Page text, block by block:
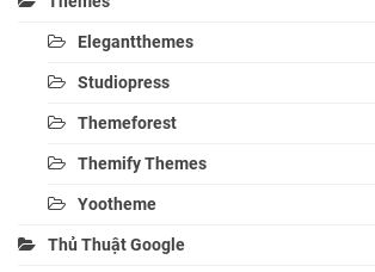
Elegantthemes
Studiopress
Themeforest
Themify Themes
Yootheme
Thủ Thuật Google